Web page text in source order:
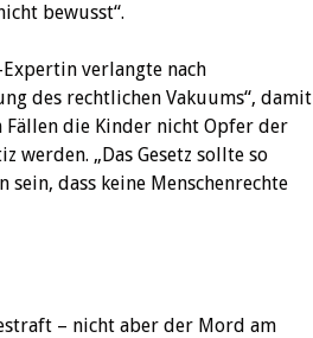
bewusst“.
verlangte nach
des rechtlichen Vakuums“, damit
Fällen die Kinder nicht Opfer der
werden. „Das Gesetz sollte so
sein, dass keine Menschenrechte
– nicht aber der Mord am